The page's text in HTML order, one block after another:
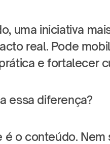
uma iniciativa
real. Pode
e fortalecer
essa diferença?
é o conteúdo.